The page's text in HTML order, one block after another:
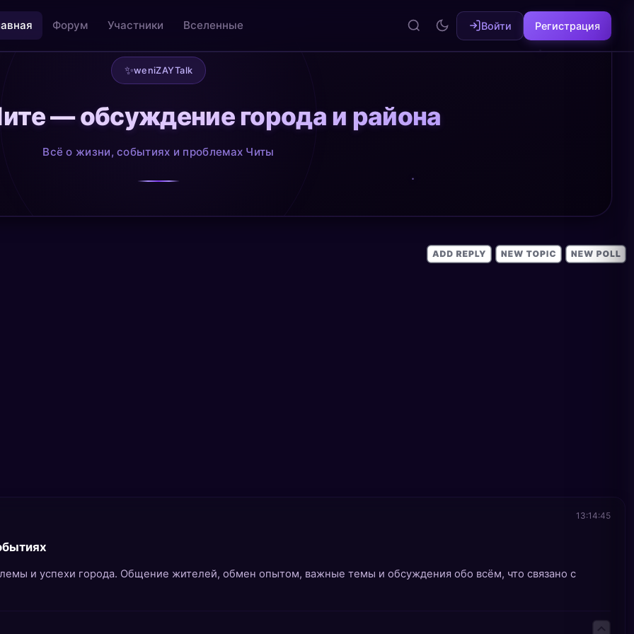
Форум Участники Вселенные Войти Регистрация
Творчество как медитация
✨weniZAYTalk
— обсуждение города и района
Всё о жизни, событиях и проблемах Читы
13:14:45
и успехи города. Общение жителей, обмен опытом, важные темы и обсуждения обо всём, что связано с